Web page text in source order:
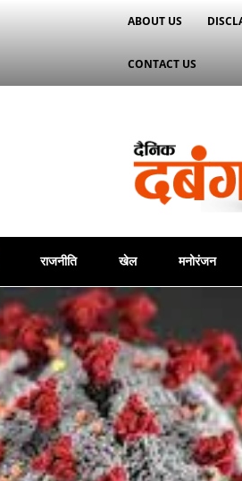
ABOUT US
CONTACT US
राजनीति खेल मनोरंजन